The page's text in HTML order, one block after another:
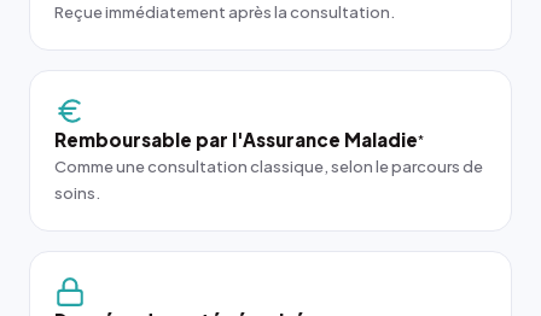
Reçue immédiatement après la consultation.
Remboursable par l'Assurance Maladie*
Comme une consultation classique, selon le parcours de
soins.